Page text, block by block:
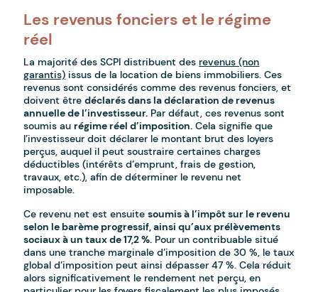
Les revenus fonciers et le régime
réel
La majorité des SCPI distribuent des revenus (non
garantis) issus de la location de biens immobiliers. Ces
revenus sont considérés comme des revenus fonciers, et
doivent êtredéclarés dans la déclaration de revenus
annuelle de l’investisseur. Par défaut, ces revenus sont
soumis aurégime réel d’imposition. Cela signifie que
l’investisseur doit déclarer le montant brut des loyers
perçus, auquel il peut soustraire certaines charges
déductibles (intérêts d’emprunt, frais de gestion,
travaux, etc.), afin de déterminer le revenu net
imposable.
Ce revenu net est ensuitesoumis à l’impôt sur le revenu
selon le barème progressif, ainsi qu’aux prélèvements
sociaux à un taux de 17,2 %. Pour un contribuable situé
dans une tranche marginale d’imposition de 30 %, le taux
global d’imposition peut ainsi dépasser 47 %. Cela réduit
alors significativement le rendement net perçu, en